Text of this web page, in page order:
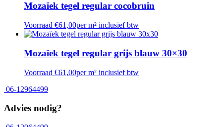
Mozaïek tegel regular cocobruin
Voorraad €61,00per m² inclusief btw
Mozaïek tegel regular grijs blauw 30×30
Voorraad €61,00per m² inclusief btw
06-12964499
Advies nodig?